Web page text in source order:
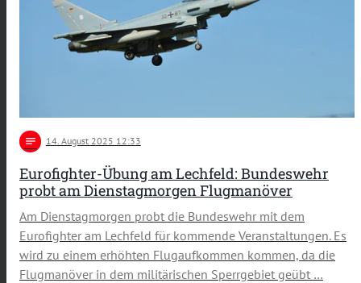
notes 14. August 2025 12:33
Eurofighter-Übung am Lechfeld: Bundeswehr
probt am Dienstagmorgen Flugmanöver
Am Dienstagmorgen probt die Bundeswehr mit dem
Eurofighter am Lechfeld für kommende Veranstaltungen. Es
wird zu einem erhöhten Flugaufkommen kommen, da die
Flugmanöver in dem militärischen Sperrgebiet geübt …